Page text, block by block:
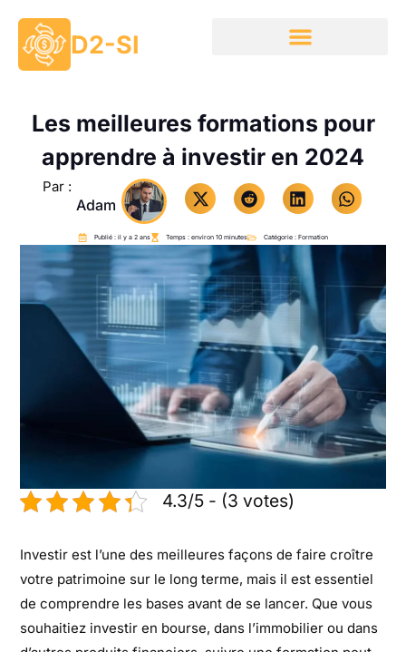
D2-SI
Les meilleures formations pour
apprendre à investir en 2024
Par :
Adam
Publié : il y a 2 ans Temps : environ 10 minutes Catégorie : Formation
4.3/5 - (3 votes)
Investir est l’une des meilleures façons de faire croître
votre patrimoine sur le long terme, mais il est essentiel
de comprendre les bases avant de se lancer. Que vous
souhaitiez investir en bourse, dans l’immobilier ou dans